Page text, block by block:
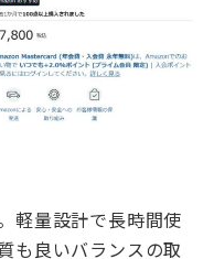
軽量設計で長時間使
も良いバランスの取